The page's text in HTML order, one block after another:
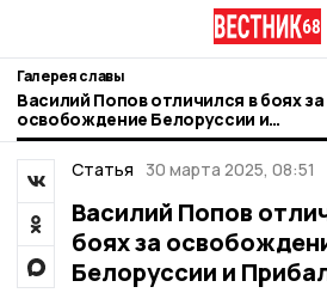
Галерея славы
Василий Попов отличился в боях за
освобождение Белоруссии и
Прибалтики
Статья
30 марта 2025, 08:51
Василий Попов
боях за
Белоруссии и